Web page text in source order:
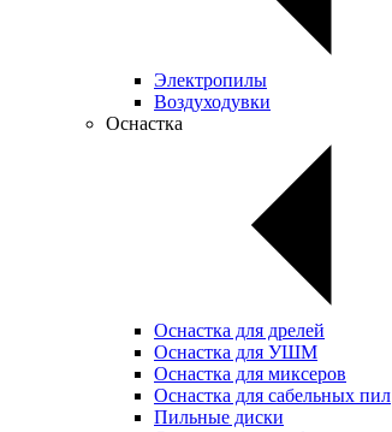
Электропилы
Воздуходувки
Оснастка
Оснастка для дрелей
Оснастка для УШМ
Оснастка для миксеров
Оснастка для сабельных пил
Пильные диски